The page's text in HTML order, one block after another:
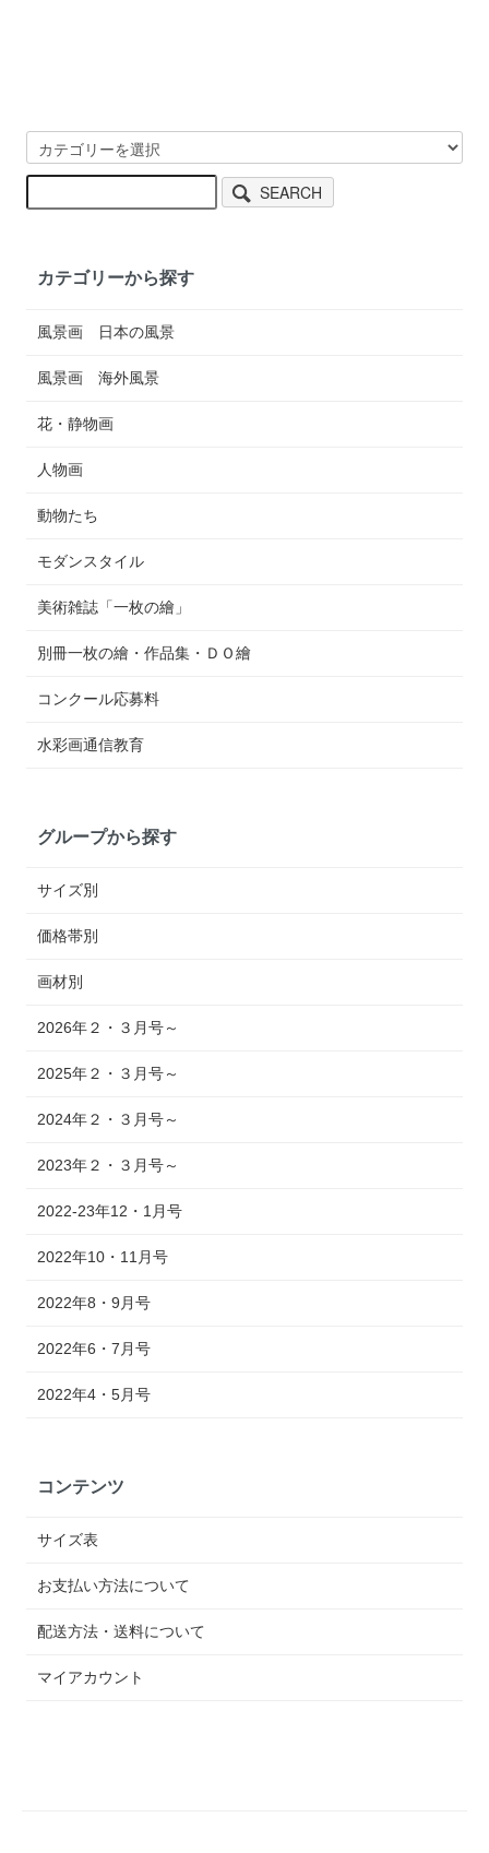
SEARCH
カテゴリーから探す
風景画 日本の風景
風景画 海外風景
花・静物画
人物画
動物たち
モダンスタイル
美術雑誌「一枚の繪」
別冊一枚の繪・作品集・ＤＯ繪
コンクール応募料
水彩画通信教育
グループから探す
サイズ別
価格帯別
画材別
2026年２・３月号～
2025年２・３月号～
2024年２・３月号～
2023年２・３月号～
2022-23年12・1月号
2022年10・11月号
2022年8・9月号
2022年6・7月号
2022年4・5月号
コンテンツ
サイズ表
お支払い方法について
配送方法・送料について
マイアカウント